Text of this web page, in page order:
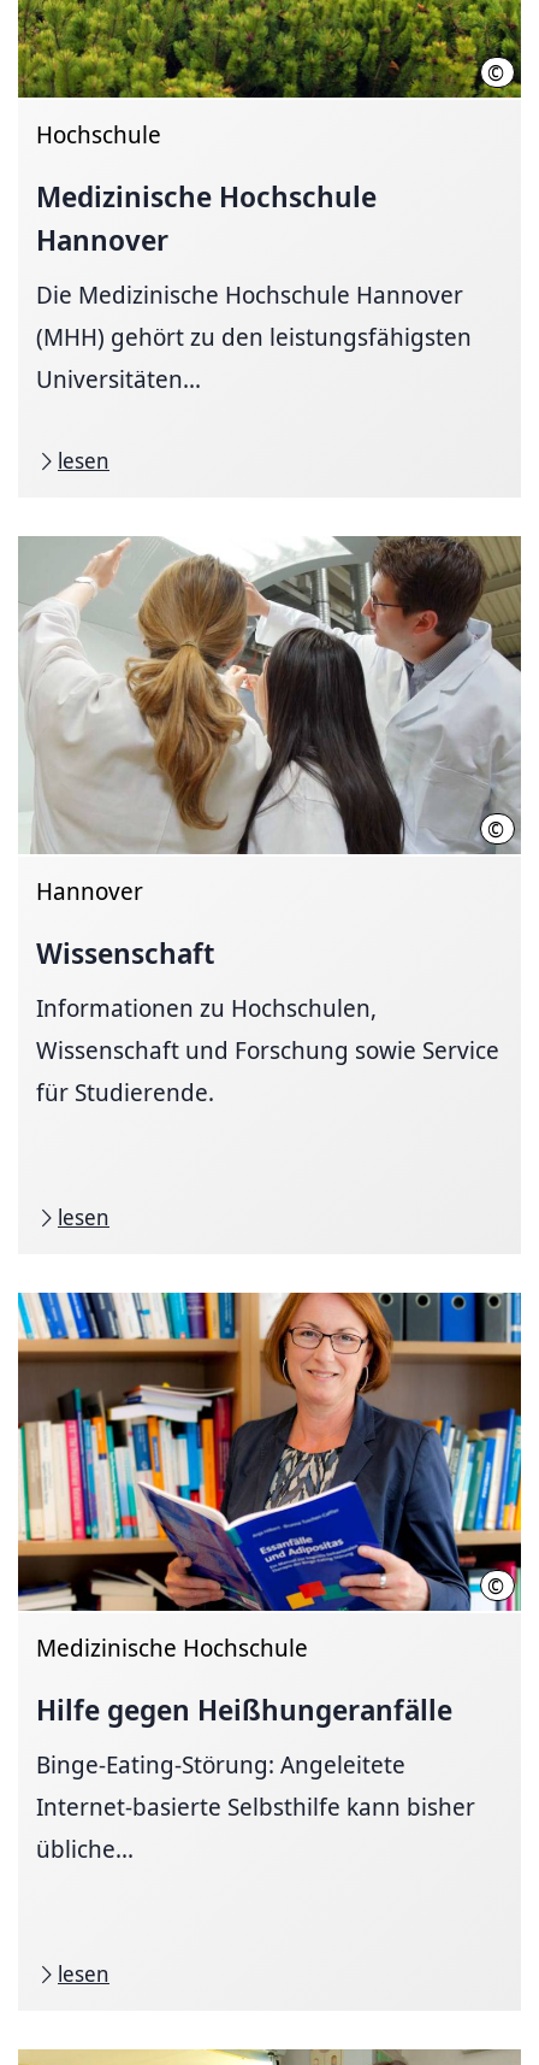
©
Hochschule
Medizinische Hochschule
Hannover
Die Medizinische Hochschule Hannover
(MHH) gehört zu den leistungsfähigsten
Universitäten...
lesen
©
Hannover
Wissenschaft
Informationen zu Hochschulen,
Wissenschaft und Forschung sowie Service
für Studierende.
lesen
©
Medizinische Hochschule
Hilfe gegen Heißhungeranfälle
Binge-Eating-Störung: Angeleitete
Internet-basierte Selbsthilfe kann bisher
übliche...
lesen